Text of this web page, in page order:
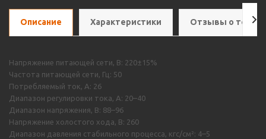
Описание Характеристики Отзывы о
Напряжение питающей сети, В: 220±15%
Частота питающей сети, Гц: 50
Потребляемый ток, А: 26
Диапазон регулировки тока, А: 20–40
Диапазон напряжения, В: 88–96
Напряжение холостого хода, В: 260
Диапазон давления стабильного процесса, кгс/см²: 4–5